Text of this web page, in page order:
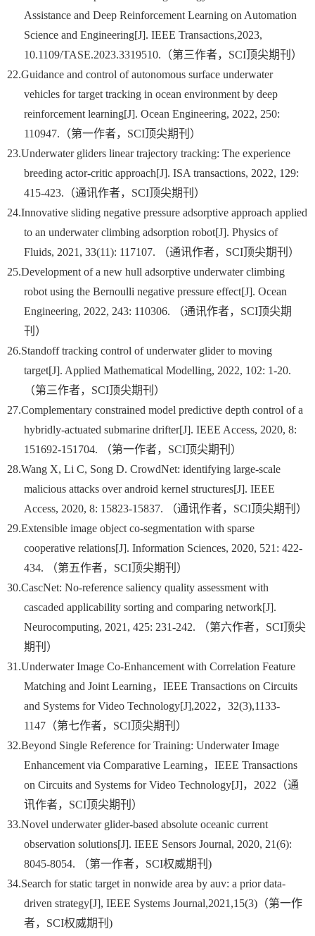
Assistance and Deep Reinforcement Learning on Automation
Science and Engineering[J]. IEEE Transactions,2023,
10.1109/TASE.2023.3319510. （第三作者， SCI顶尖期刊）
22.Guidance and control of autonomous surface underwater
vehicles for target tracking in ocean environment by deep
reinforcement learning[J]. Ocean Engineering, 2022, 250:
110947. （第一作者， SCI顶尖期刊）
23.Underwater gliders linear trajectory tracking: The experience
breeding actor-critic approach[J]. ISA transactions, 2022, 129:
415-423. （通讯作者， SCI顶尖期刊）
24.Innovative sliding negative pressure adsorptive approach applied
to an underwater climbing adsorption robot[J]. Physics of
Fluids, 2021, 33(11): 117107.
（通讯作者， SCI顶尖期刊）
25.Development of a new hull adsorptive underwater climbing
robot using the Bernoulli negative pressure effect[J]. Ocean
Engineering, 2022, 243: 110306.
（通讯作者， SCI顶尖期
刊）
26.Standoff tracking control of underwater glider to moving
target[J]. Applied Mathematical Modelling, 2022, 102: 1-20.
（第三作者， SCI顶尖期刊）
27.Complementary constrained model predictive depth control of a
hybridly-actuated submarine drifter[J]. IEEE Access, 2020, 8:
151692-151704.
（第一作者， SCI顶尖期刊）
28.Wang X, Li C, Song D. CrowdNet: identifying large-scale
malicious attacks over android kernel structures[J]. IEEE
Access, 2020, 8: 15823-15837.
（通讯作者， SCI顶尖期刊）
29.Extensible image object co-segmentation with sparse
cooperative relations[J]. Information Sciences, 2020, 521: 422-
434.
（第五作者， SCI顶尖期刊）
30.CascNet: No-reference saliency quality assessment with
cascaded applicability sorting and comparing network[J].
Neurocomputing, 2021, 425: 231-242.
（第六作者， SCI顶尖
期刊）
31.Underwater Image Co-Enhancement with Correlation Feature
Matching and Joint Learning， IEEE Transactions on Circuits
and Systems for Video Technology[J],2022， 32(3),1133-
1147 （第七作者， SCI顶尖期刊）
32.Beyond Single Reference for Training: Underwater Image
Enhancement via Comparative Learning， IEEE Transactions
on Circuits and Systems for Video Technology[J]， 2022 （通
讯作者， SCI顶尖期刊）
33.Novel underwater glider-based absolute oceanic current
observation solutions[J]. IEEE Sensors Journal, 2020, 21(6):
8045-8054.
（第一作者， SCI权威期刊 )
34.Search for static target in nonwide area by auv: a prior data-
driven strategy[J], IEEE Systems Journal,2021,15(3) （第一作
者， SCI权威期刊 )